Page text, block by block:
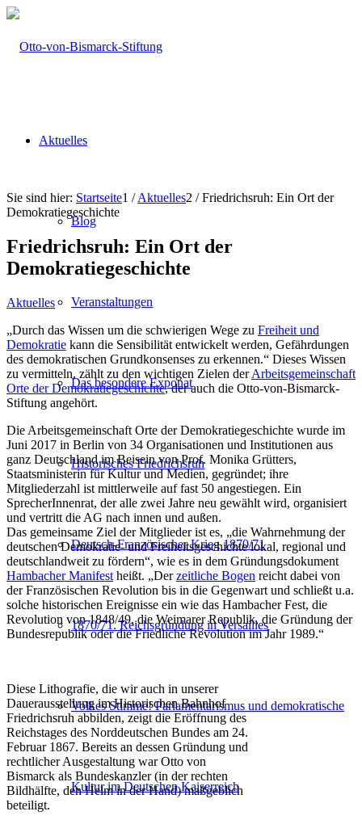
Aktuelles
Blog
Veranstaltungen
Das besondere Exponat
Historisches Friedrichsruh
Deutsch-Französischer Krieg 1870/71
1870/71. Reichsgründung in Versailles
Volkes Stimme! Parlamentarismus und demokratische
Kultur im Deutschen Kaiserreich
Sie sind hier: Startseite1 / Aktuelles2 / Friedrichsruh: Ein Ort der
Demokratiegeschichte
Friedrichsruh: Ein Ort der
Demokratiegeschichte
Aktuelles
„Durch das Wissen um die schwierigen Wege zu Freiheit und
Demokratie kann die Sensibilität entwickelt werden, Gefährdungen
des demokratischen Grundkonsenses zu erkennen.“ Dieses Wissen
zu vermitteln, zählt zu den wichtigen Zielen derArbeitsgemeinschaft
Orte der Demokratiegeschichte, der auch die Otto-von-Bismarck-
Stiftung angehört.
Die Arbeitsgemeinschaft Orte der Demokratiegeschichte wurde im
Juni 2017 in Berlin von 34 Organisationen und Institutionen aus
ganz Deutschland im Beisein von Prof. Monika Grütters,
Staatsministerin für Kultur und Medien, gegründet; ihre
Mitgliederzahl ist mittlerweile auf fast 50 angestiegen. Ein
SprecherInnenrat, der alle zwei Jahre neu gewählt wird, organisiert
und vertritt die AG nach innen und außen.
Das gemeinsame Ziel der Mitglieder ist es, „die Wahrnehmung der
deutschen Demokratie- und Freiheitsgeschichte lokal, regional und
deutschlandweit zu fördern“, wie es in dem Gründungsdokument
Hambacher Manifest heißt. „Derzeitliche Bogen reicht dabei von
der Französischen Revolution bis in die Gegenwart und schließt u.a.
solche historischen Ereignisse ein wie das Hambacher Fest, die
Revolution von 1848/49, die Weimarer Republik, die Gründung der
Bundesrepublik oder die Friedliche Revolution im Jahr 1989.“
Diese Lithografie, die wir auch in unserer
Dauerausstellung im Historischen Bahnhof
Friedrichsruh abbilden, zeigt die Eröffnung des
Reichstages des Norddeutschen Bundes am 24.
Februar 1867. Bereits an dessen Gründung und
rechtlicher Ausgestaltung war Otto von
Bismarck als Bundeskanzler (in der rechten
Bildhälfte, den Helm in der Hand) maßgeblich
beteiligt.